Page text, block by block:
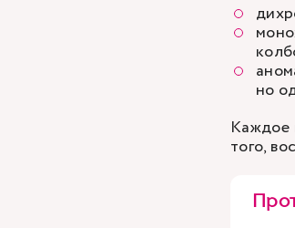
но
Каждое
того,